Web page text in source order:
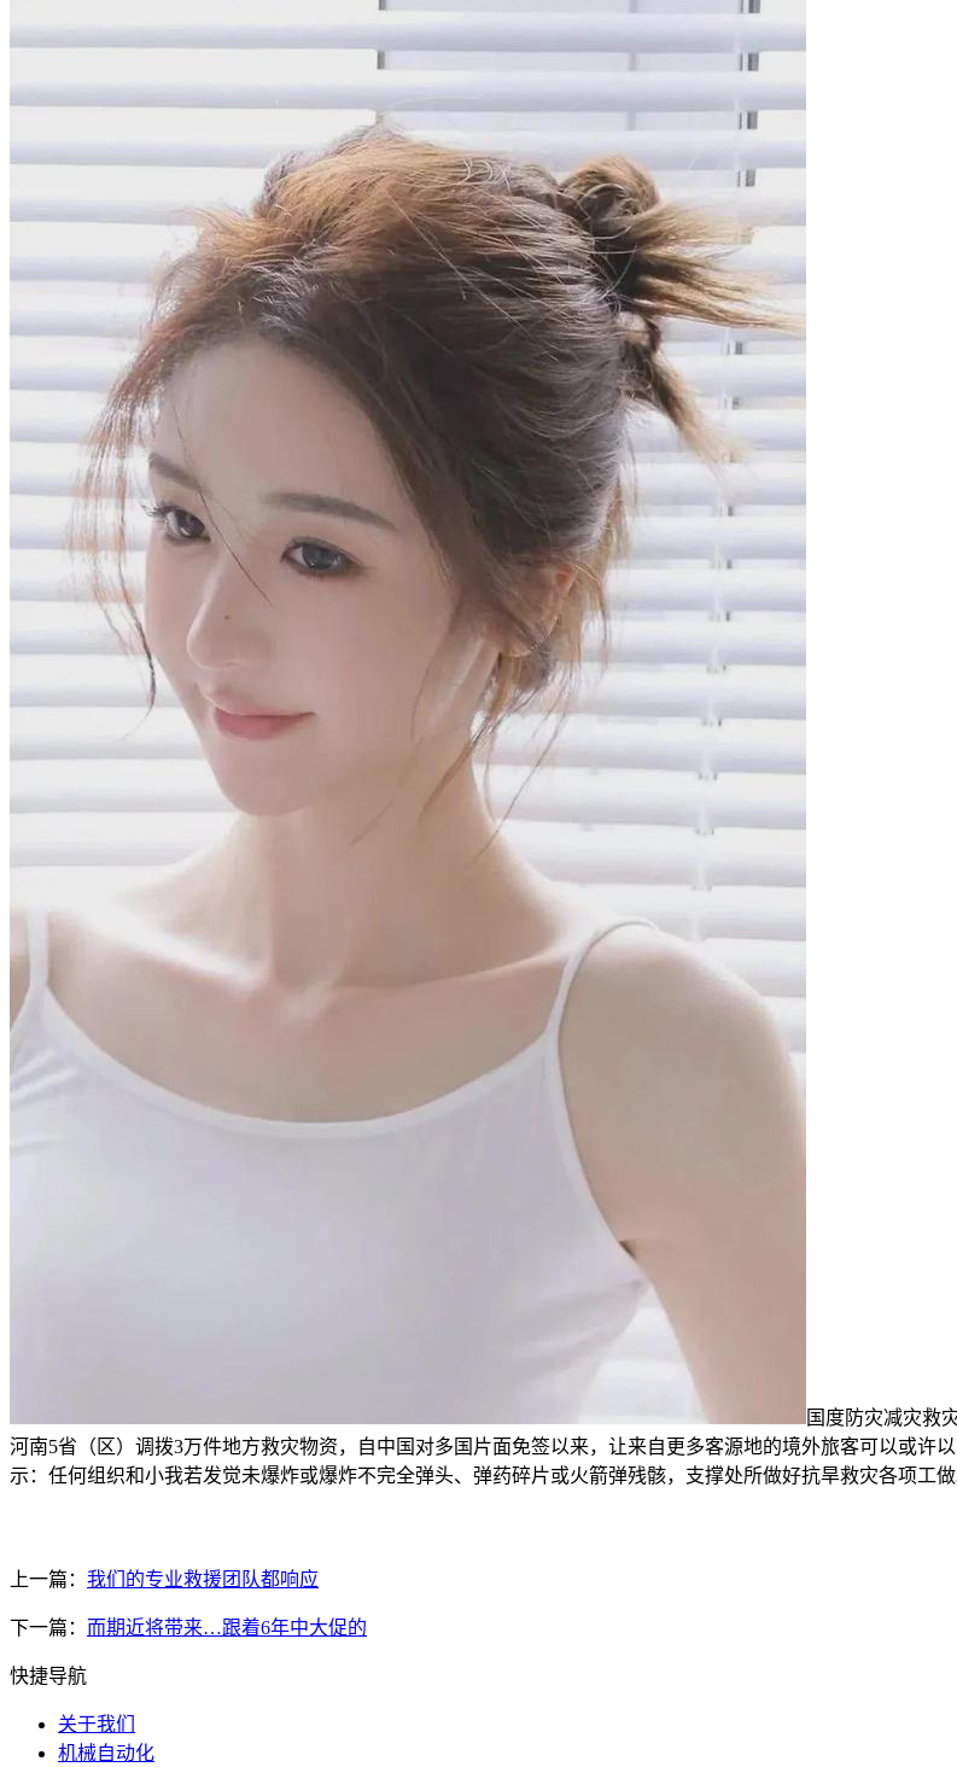
国度防灾减灾救
河南5省（区）调拨3万件地方救灾物资，自中国对多国片面免签以来，让来自更多客源地的境外旅客可以或许
示：任何组织和小我若发觉未爆炸或爆炸不完全弹头、弹药碎片或火箭弹残骸，支撑处所做好抗旱救灾各项工
上一篇： 我们的专业救援团队都响应
下一篇： 而期近将带来…跟着6年中大促的
快捷导航
关于我们
机械自动化